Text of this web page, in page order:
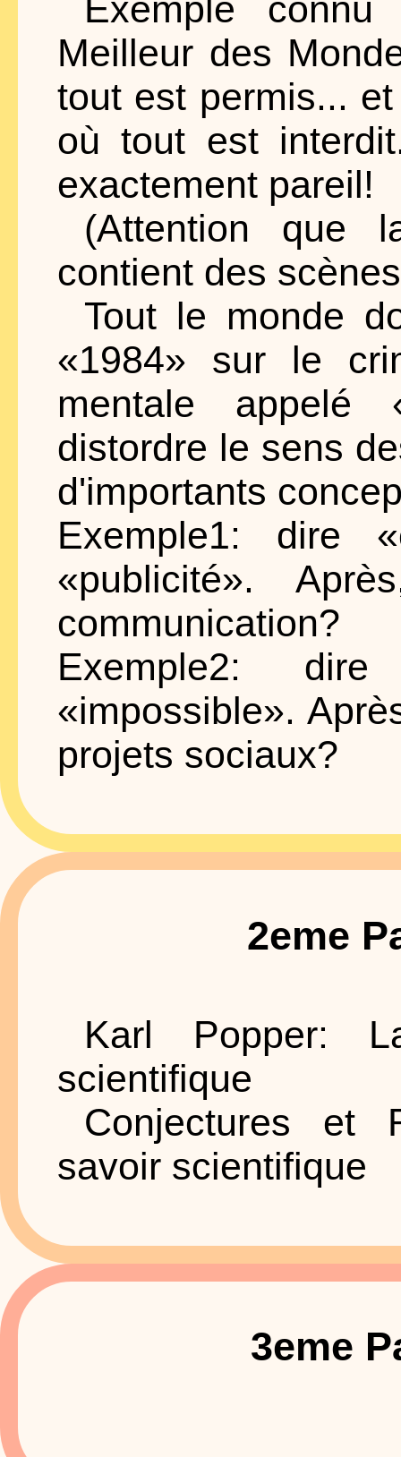
Exemple
Meilleur des
tout est permis...
où tout est
exactement pareil!
(Attention que
contient des
Tout le monde
«1984» sur le
mentale appelé
distordre le sens
d'importants
Exemple1: dire
«publicité».
communication?
Exemple2:
«impossible».
projets sociaux?
2eme
Karl Popper:
scientifique
Conjectures et
savoir scientifique
3eme